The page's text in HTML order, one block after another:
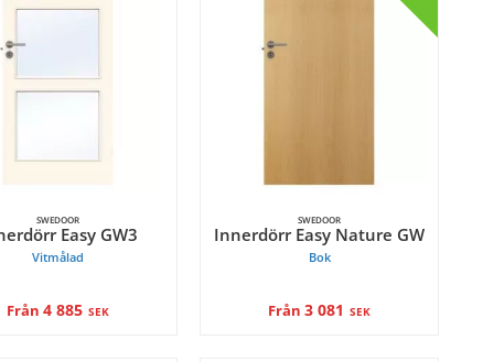
SWEDOOR
Easy GW3
Vitmålad
Från 4 885 SEK
SWEDOOR
Innerdörr Easy Nature GW
Bok
Från 3 081 SEK